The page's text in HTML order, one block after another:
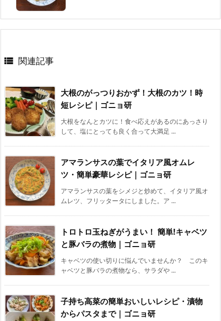
 関連記事
大根のがっつりおかず！大根のカツ！時
短レシピ｜ゴニョ研
大根をなんとカツに！食べ応えがあるのにあっさり
して、塩にとっても良く合って大満足 ...
アマランサスの葉でイタリア風オムレ
ツ・簡単豪華レシピ｜ゴニョ研
アマランサスの葉をシメジと炒めて、イタリア風オ
ムレツ、フリッタータにしました。ア ...
トロトロ玉ねぎがうまい！ 簡単!キャベツ
と豚バラの煮物｜ゴニョ研
キャベツの使い切りに悩んでいませんか？ このキ
ャベツと豚バラの煮物なら、サラダや ...
子持ち高菜の簡単おいしいレシピ・漬物
からパスタまで｜ゴニョ研